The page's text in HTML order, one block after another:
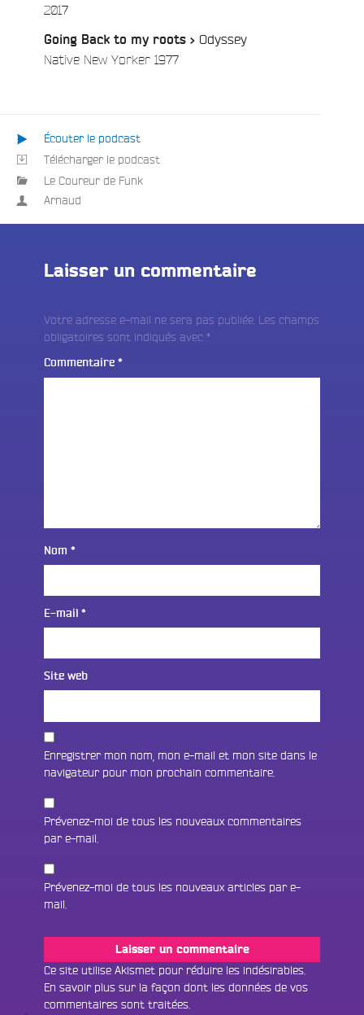
2017/
Going Back to my roots > Odyssey
Native New Yorker 1977/
Écouter le podcast
Télécharger le podcast
Le Coureur de Funk
Arnaud
Laisser un commentaire
Votre adresse e-mail ne sera pas publiée. Les champs
obligatoires sont indiqués avec *
Commentaire *
Nom *
E-mail *
Site web
Enregistrer mon nom, mon e-mail et mon site dans le
navigateur pour mon prochain commentaire.
Prévenez-moi de tous les nouveaux commentaires
par e-mail.
Prévenez-moi de tous les nouveaux articles par e-
mail.
Ce site utilise Akismet pour réduire les indésirables.
En savoir plus sur la façon dont les données de vos
commentaires sont traitées.
Écouter le direct